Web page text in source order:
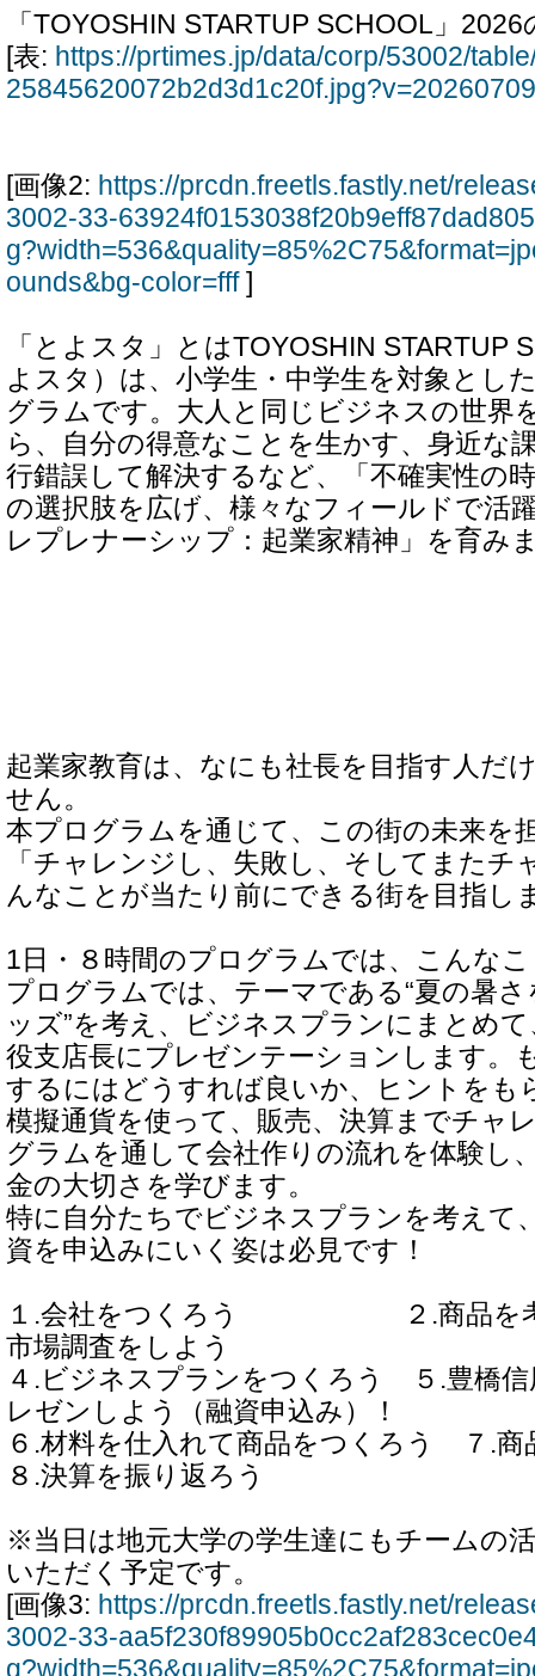
「TOYOSHIN STARTUP SCHOOL」2026
[表: https://prtimes.jp/data/corp/53002/
[画像2: https://prcdn.freetls.fastly.net/
3002-33-
ounds&bg-color=fff]
「とよスタ」とはTOYOSHIN STARTUP
よスタ）は、小学生・中学生を対象とし
グラムです。大人と同じビジネスの世界
ら、自分の得意なことを生かす、身近な
行錯誤して解決するなど、「不確実性の
の選択肢を広げ、様々なフィールドで活
レプレナーシップ：起業家精神」を育み
起業家教育は、なにも社長を目指す人だ
せん。
本プログラムを通じて、この街の未来を
「チャレンジし、失敗し、そしてまたチ
んなことが当たり前にできる街を目指し
1日・８時間のプログラムでは、こんな
プログラムでは、テーマである“夏の暑
ッズ”を考え、ビジネスプランにまとめ
役支店長にプレゼンテーションします。
するにはどうすれば良いか、ヒントをも
模擬通貨を使って、販売、決算までチャ
グラムを通して会社作りの流れを体験し
金の大切さを学びます。
特に自分たちでビジネスプランを考えて
資を申込みにいく姿は必見です！
１.会社をつくろう ２.商品
市場調査をしよう
４.ビジネスプランをつくろう ５.豊橋信
レゼンしよう（融資申込み）！
６.材料を仕入れて商品をつくろう ７
８.決算を振り返ろう
※当日は地元大学の学生達にもチームの
いただく予定です。
[画像3: https://prcdn.freetls.fastly.net/
3002-33-